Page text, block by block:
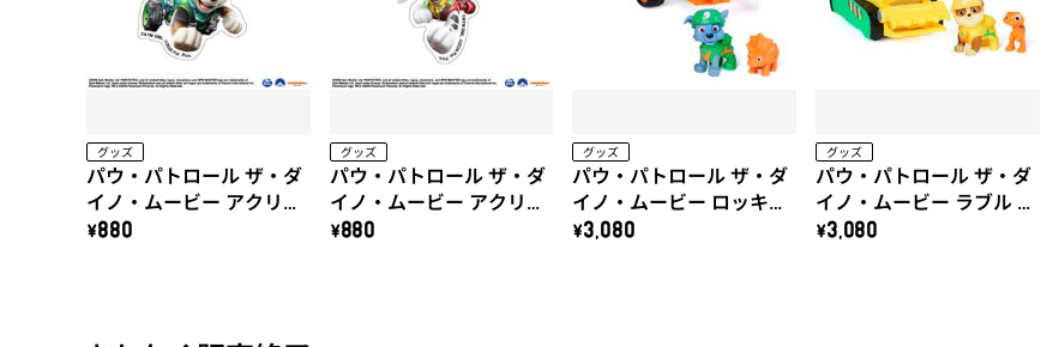
グッズ
パウ・パトロール ザ・ダ
イノ・ムービー アクリル
キーホルダー（レック
\880
グッズ
パウ・パトロール ザ・ダ
イノ・ムービー アクリル
キーホルダー（マーシャ
\880
グッズ
パウ・パトロール ザ・ダ
イノ・ムービー ロッキー
ダイノクルーザー(トリケ
\3,080
グッズ
パウ・パトロール ザ・ダ
イノ・ムービー ラブル ダ
イノドーザー(ヴェロキラ
\3,080